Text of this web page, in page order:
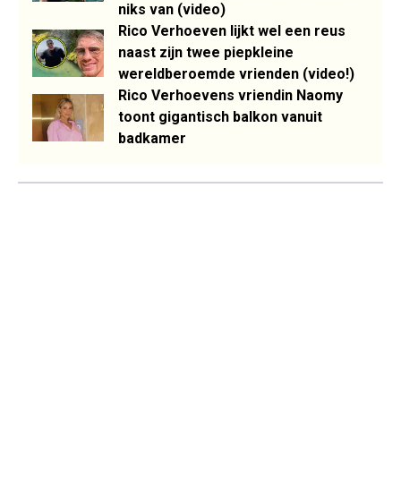
niks van (video)
Rico Verhoeven lijkt wel een reus
naast zijn twee piepkleine
wereldberoemde vrienden (video!)
Rico Verhoevens vriendin Naomy
toont gigantisch balkon vanuit
badkamer